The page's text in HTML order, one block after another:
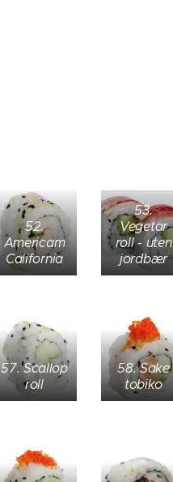
52.
Americam
California
53.
Vegetar
roll - uten
jordbær
57. Scallop
roll
58. Sake
tobiko